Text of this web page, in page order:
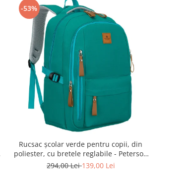
-53%
Rucsac școlar verde pentru copii, din
poliester, cu bretele reglabile - Peterson
PTR-PTN BHX-01-9259 Gree
294,00 Lei139,00 Lei